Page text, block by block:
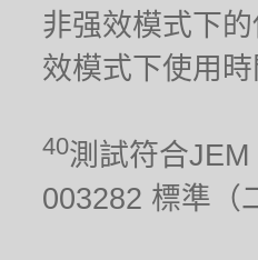
非强效模式下
效模式下使用時
40測試符合
003282 標準（